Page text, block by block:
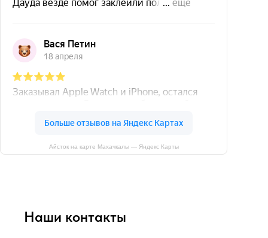
Айсток на карте Махачкалы — Яндекс Карты
Наши контакты